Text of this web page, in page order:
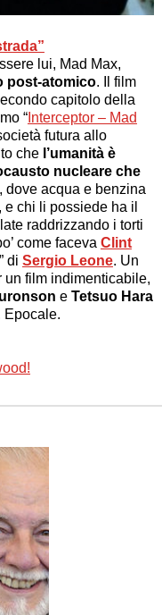
lui, Mad Max,
post-atomico. Il film
capitolo della
“Interceptor – Mad
futura allo
che l’umanità è
nucleare che
dove acqua e benzina
chi li possiede ha il
raddrizzando i torti
come faceva Clint
di Sergio Leone. Un
un film indimenticabile,
e Tetsuo Hara
Epocale.